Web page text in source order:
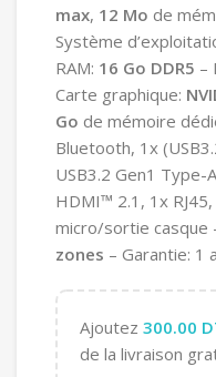
max, 12 Mo de
Système
RAM: 16 Go DDR5 –
Carte graphique:
Go de mémoire
Bluetooth, 1x
USB3.2 Gen1 Type-
HDMI™ 2.1, 1x
micro/sortie casque
zones – Garantie: 1
Ajoutez 300.00
de la livraison